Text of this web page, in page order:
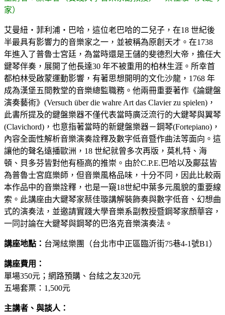
家）
艾曼紐‧菲利浦‧巴哈，這位老巴哈的二兒子，在18 世紀後
半最具有影響力的音樂家之一，並被稱為原創天才。在1738
年進入了普魯士宮廷，為當時還是王儲的斐德烈大帝，擔任大
鍵琴伴奏，展開了他長達30 年不被重用的柏林生涯。所幸首
都柏林受啟蒙運動影響，有著思想開明的文化沙龍，1768 年
成為漢堡五間教堂的音樂總監職務。他兩冊重要著作《論鍵盤
演奏藝術》(Versuch über die wahre Art das Clavier zu spielen)，
此書所提及的鍵盤樂器不僅代表當時廣泛流行的大鍵琴與翼琴
(Clavichord)，也意指著當時的新鍵盤樂器－鋼琴(Fortepiano)，
內容全面性解析音樂演奏詮釋及數字低音暨作曲法等面向。這
讓他的聲名遠播歐洲，18 世紀就曾多次再版，莫札特、海
頓、貝多芬皆對他有極高的推崇。由於C.P.E.巴哈以及鄺茲皆
為普魯士宮庭樂師，但音樂風格品味，十分不同，因此比較兩
本作品中的音樂詮釋，也是一窺18世紀中葉多元風貌的重要線
索。此講座由大鍵琴家蔡佳璇講解裝飾奏與數字低音、幻想曲
式的演奏法，並邀請實踐大學音樂系副教授暨鋼琴家顏華容，
一同討論在大鍵琴與鋼琴的巴洛克音樂演奏法。
講座地點： 台灣絃樂團（台北市中正區臨沂街75巷4-1號B1）
講座費用：
單場350元；網路預購、台絃之友320元
五場套票：1,500元
主講者、與談人：